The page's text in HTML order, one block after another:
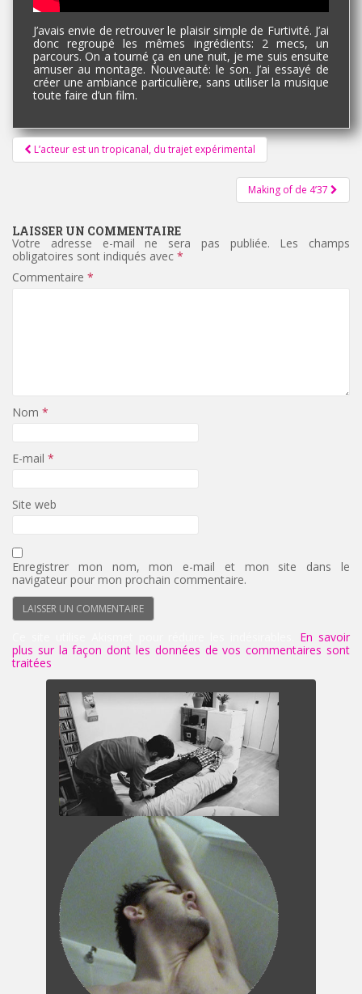
J’avais envie de retrouver le plaisir simple de Furtivité. J’ai
donc regroupé les mêmes ingrédients: 2 mecs, un
parcours. On a tourné ça en une nuit, je me suis ensuite
amuser au montage. Nouveauté: le son. J’ai essayé de
créer une ambiance particulière, sans utiliser la musique
toute faire d’un film.
Pagination
d'article
L’acteur est un tropicanal, du trajet expérimental
Making of de 4’37
LAISSER UN COMMENTAIRE
Votre adresse e-mail ne sera pas publiée.
Les champs
obligatoires sont indiqués avec *
Commentaire *
Nom *
E-mail *
Site web
Enregistrer mon nom, mon e-mail et mon site dans le
navigateur pour mon prochain commentaire.
En savoir
plus sur la façon dont les données de vos commentaires sont
traitées